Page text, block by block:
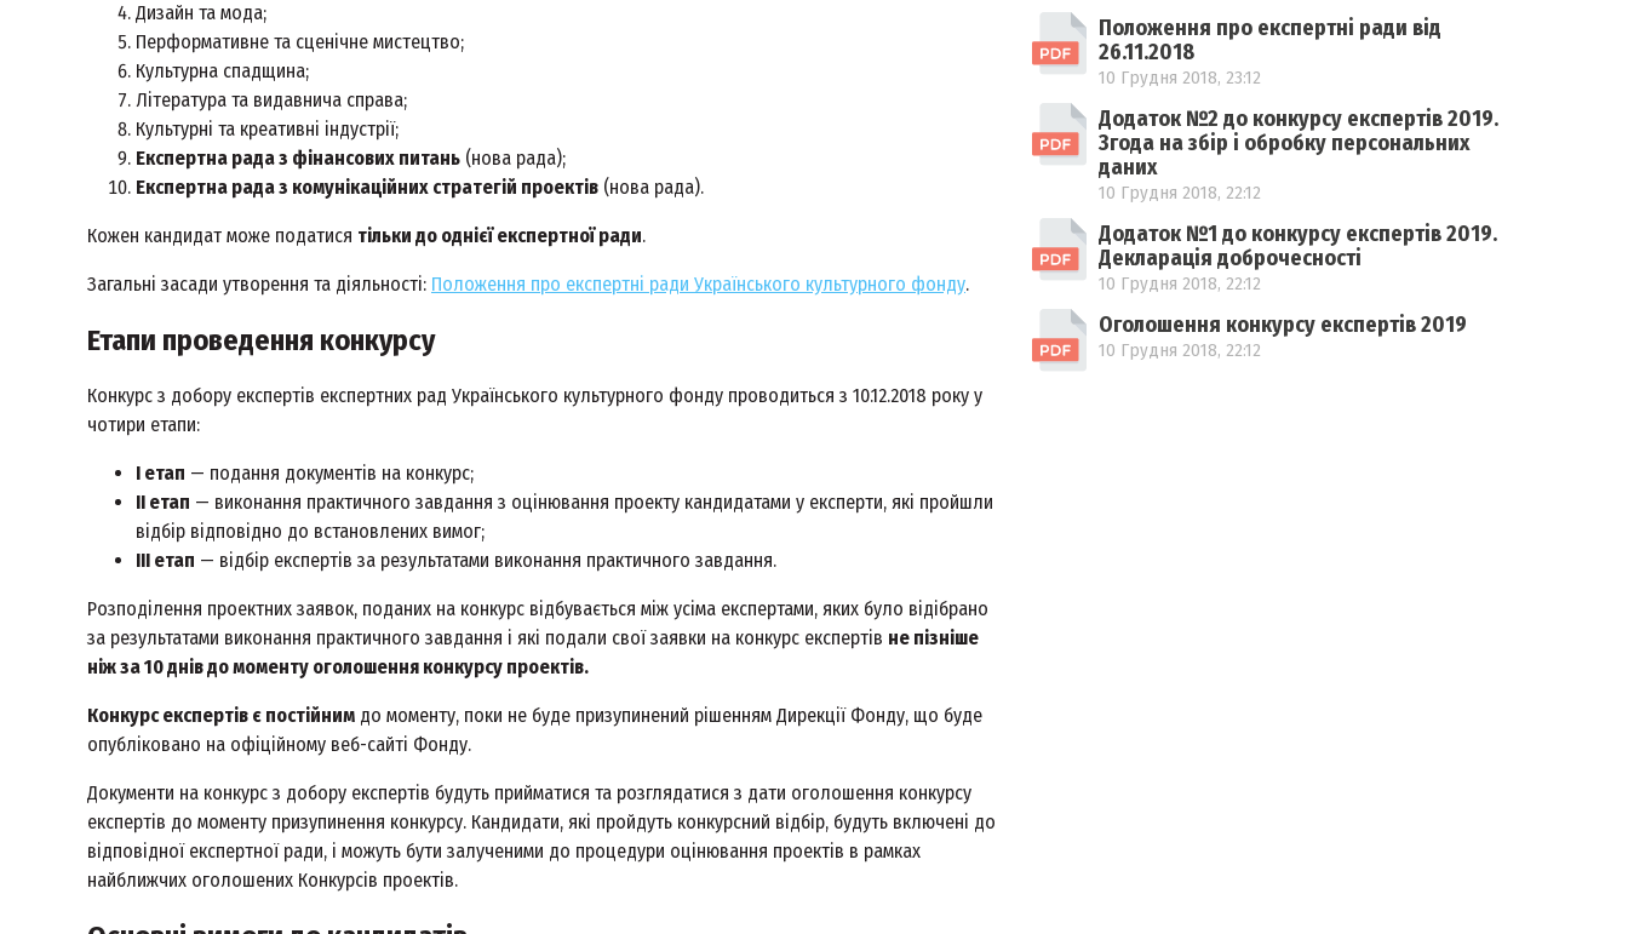
Дизайн та мода;
Перформативне та сценічне мистецтво;
Культурна спадщина;
Література та видавнича справа;
Культурні та креативні індустрії;
Експертна рада з фінансових питань (нова рада);
Експертна рада з комунікаційних стратегій проектів (нова рада).
Кожен кандидат може податися тільки до однієї експертної ради.
Загальні засади утворення та діяльності: Положення про експертні ради Українського культурного фонду.
Етапи проведення конкурсу
Конкурс з добору експертів експертних рад Українського культурного фонду проводиться з 10.12.2018 року у
чотири етапи:
І етап — подання документів на конкурс;
ІІ етап — виконання практичного завдання з оцінювання проекту кандидатами у експерти, які пройшли
відбір відповідно до встановлених вимог;
ІІІ етап — відбір експертів за результатами виконання практичного завдання.
Розподілення проектних заявок, поданих на конкурс відбувається між усіма експертами, яких було відібрано
за результатами виконання практичного завдання і які подали свої заявки на конкурс експертів не пізніше
ніж за 10 днів до моменту оголошення конкурсу проектів.
Конкурс експертів є постійним до моменту, поки не буде призупинений рішенням Дирекції Фонду, що буде
опубліковано на офіційному веб-сайті Фонду.
Документи на конкурс з добору експертів будуть прийматися та розглядатися з дати оголошення конкурсу
експертів до моменту призупинення конкурсу. Кандидати, які пройдуть конкурсний відбір, будуть включені до
відповідної експертної ради, і можуть бути залученими до процедури оцінювання проектів в рамках
найближчих оголошених Конкурсів проектів.
Положення про експертні ради від
26.11.2018
10 Грудня 2018, 23:12
Додаток №2 до конкурсу експертів 2019.
Згода на збір і обробку персональних
даних
10 Грудня 2018, 22:12
Додаток №1 до конкурсу експертів 2019.
Декларація доброчесності
10 Грудня 2018, 22:12
Оголошення конкурсу експертів 2019
10 Грудня 2018, 22:12